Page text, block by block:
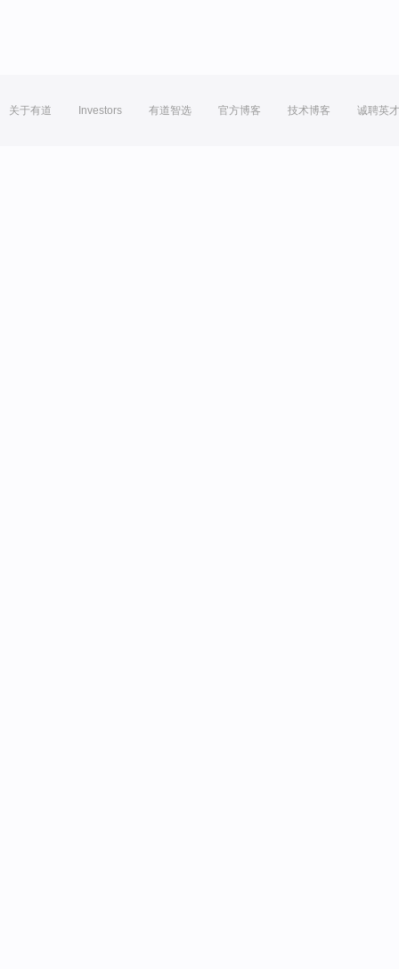
关于有道 Investors 有道智选 官方博客 技术博客 诚聘英才